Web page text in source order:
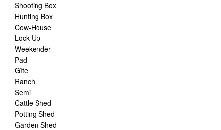
Shooting Box
Hunting Box
Cow-House
Lock-Up
Weekender
Pad
Gîte
Ranch
Semi
Cattle Shed
Potting Shed
Garden Shed